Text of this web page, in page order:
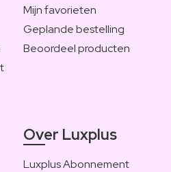
Mijn favorieten
Geplande bestelling
Beoordeel producten
Over Luxplus
Luxplus Abonnement